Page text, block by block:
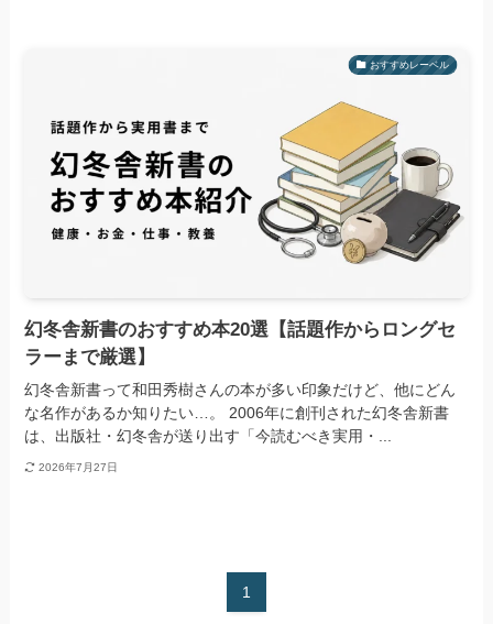
おすすめレーベル
幻冬舎新書のおすすめ本20選【話題作からロングセ
ラーまで厳選】
幻冬舎新書って和田秀樹さんの本が多い印象だけど、他にどん
な名作があるか知りたい…。 2006年に創刊された幻冬舎新書
は、出版社・幻冬舎が送り出す「今読むべき実用・...
2026年7月27日
1